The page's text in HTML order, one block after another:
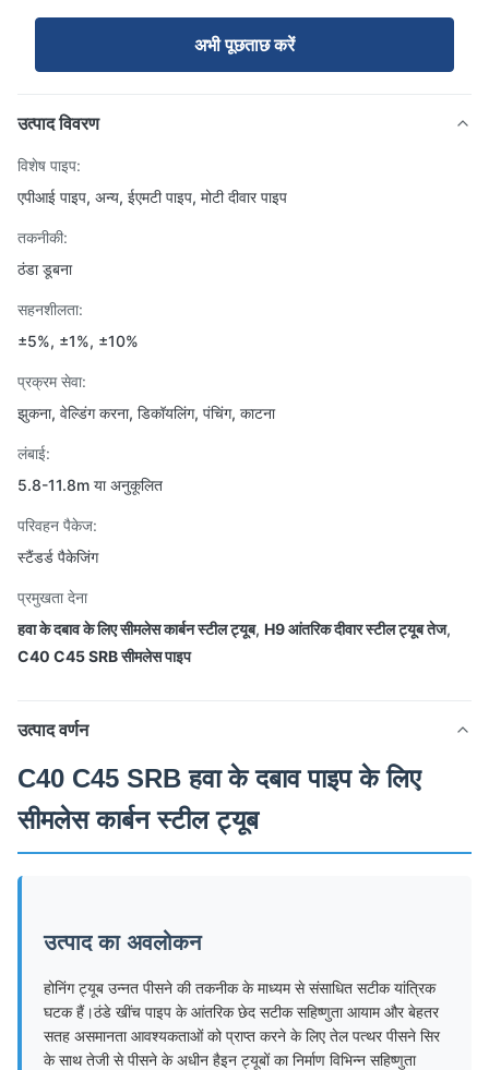
अभी पूछताछ करें
उत्पाद विवरण
विशेष पाइप:
एपीआई पाइप, अन्य, ईएमटी पाइप, मोटी दीवार पाइप
तकनीकी:
ठंडा डूबना
सहनशीलता:
±5%, ±1%, ±10%
प्रक्रम सेवा:
झुकना, वेल्डिंग करना, डिकॉयलिंग, पंचिंग, काटना
लंबाई:
5.8-11.8m या अनुकूलित
परिवहन पैकेज:
स्टैंडर्ड पैकेजिंग
प्रमुखता देना
हवा के दबाव के लिए सीमलेस कार्बन स्टील ट्यूब, H9 आंतरिक दीवार स्टील ट्यूब तेज,
C40 C45 SRB सीमलेस पाइप
उत्पाद वर्णन
C40 C45 SRB हवा के दबाव पाइप के लिए
सीमलेस कार्बन स्टील ट्यूब
उत्पाद का अवलोकन
होनिंग ट्यूब उन्नत पीसने की तकनीक के माध्यम से संसाधित सटीक यांत्रिक
घटक हैं।ठंडे खींच पाइप के आंतरिक छेद सटीक सहिष्णुता आयाम और बेहतर
सतह असमानता आवश्यकताओं को प्राप्त करने के लिए तेल पत्थर पीसने सिर
के साथ तेजी से पीसने के अधीन हैइन ट्यूबों का निर्माण विभिन्न सहिष्णुता